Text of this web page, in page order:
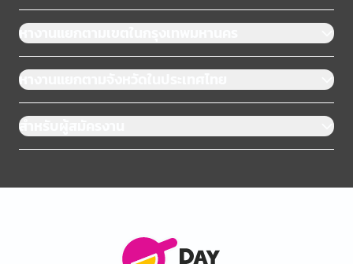
หางานแยกตามเขตในกรุงเทพมหานคร
หางานแยกตามจังหวัดในประเทศไทย
สำหรับผู้สมัครงาน